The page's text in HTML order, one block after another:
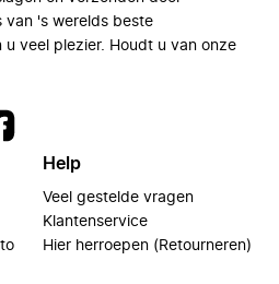
van 's werelds beste
u veel plezier. Houdt u van onze
Help
Veel gestelde vragen
Klantenservice
Hier herroepen (Retourneren)